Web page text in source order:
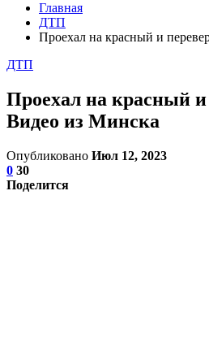
Главная
ДТП
Проехал на красный и
ДТП
Проехал на красный и
Видео из Минска
Опубликовано Июл 12, 2023
0 30
Поделится